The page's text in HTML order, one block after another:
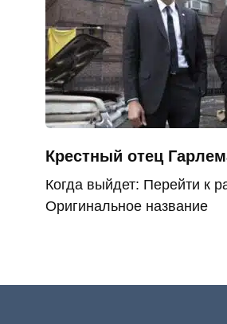
Крестный отец
Когда выйдет: Перейти к
Оригинальное название